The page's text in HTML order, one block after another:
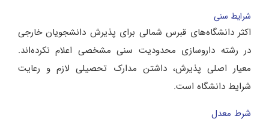
شرایط سنی
اکثر دانشگاه‌های قبرس شمالی برای پذیرش دانشجویان خارجی
در رشته داروسازی محدودیت سنی مشخصی اعلام نکرده‌اند.
معیار اصلی پذیرش، داشتن مدارک تحصیلی لازم و رعایت
شرایط دانشگاه است.
شرط معدل